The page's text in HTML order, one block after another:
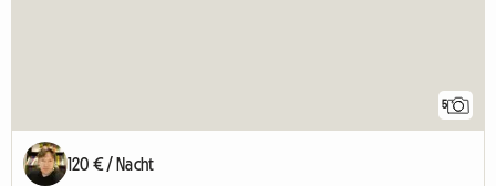
5
120 € / Nacht